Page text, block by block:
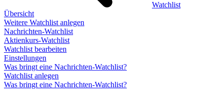
Watchlist
Übersicht
Weitere Watchlist anlegen
Nachrichten-Watchlist
Aktienkurs-Watchlist
Watchlist bearbeiten
Einstellungen
Was bringt eine Nachrichten-Watchlist?
Watchlist anlegen
Was bringt eine Nachrichten-Watchlist?